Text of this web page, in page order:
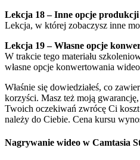
Lekcja 18 – Inne opcje
Lekcja, w której zobaczysz inne
Lekcja 19 – Własne opcje
W trakcie tego materiału
własne opcje konwertowania
Właśnie się dowiedziałeś, co
korzyści. Masz też moją
Twoich oczekiwań zwrócę Ci koszt
należy do Ciebie. Cena kursu
Nagrywanie wideo w Camtasia